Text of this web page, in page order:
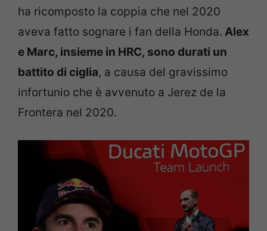
ha ricomposto la coppia che nel 2020
aveva fatto sognare i fan della Honda. Alex
e Marc, insieme in HRC, sono durati un
battito di ciglia, a causa del gravissimo
infortunio che è avvenuto a Jerez de la
Frontera nel 2020.